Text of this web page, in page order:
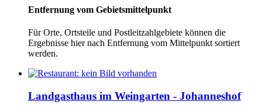
Entfernung vom Gebietsmittelpunkt
Für Orte, Ortsteile und Postleitzahlgebiete können die
Ergebnisse hier nach Entfernung vom Mittelpunkt sortiert
werden.
Landgasthaus im Weingarten - Johanneshof